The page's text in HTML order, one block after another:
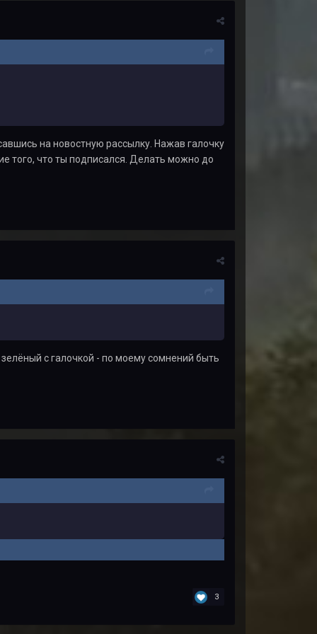
на новостную рассылку. Нажав галочку
того, что ты подписался. Делать можно до
с галочкой - по моему сомнений быть
3